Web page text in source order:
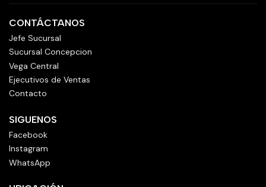
CONTÁCTANOS
Jefe Sucursal
Sucursal Concepcion
Vega Central
Ejecutivos de Ventas
Contacto
SIGUENOS
Facebook
Instagram
WhatsApp